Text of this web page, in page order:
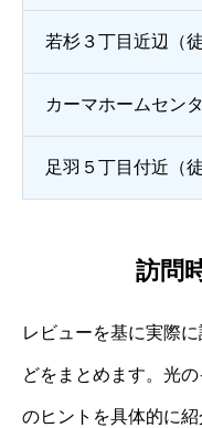
若杉３丁目近辺（
カーマホームセン
足羽５丁目付近（
訪問
レビューを基に実際
どをまとめます。光
のヒントを具体的に紹